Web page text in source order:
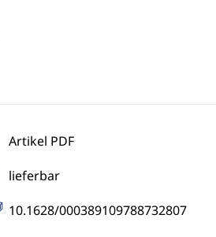
Artikel PDF
lieferbar
10.1628/000389109788732807